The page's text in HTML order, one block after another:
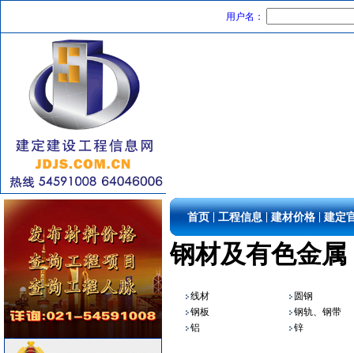
用户名：
高级地砖 [采购中]
防雷接地 [采购中]
低压电器 [采购中]
管材管件 [采购中]
电气控制开关 [采购中]
油漆涂料 [采购中]
园林设施 [采购中]
卫浴洁具 [采购中]
推土机 [采购中]
筒灯 [采购中]
消防稳压泵 [采购中]
阀门组件室外排水等 [采购中]
外墙装饰 [采购中]
给排水管件
[采购中]
水泵 [采购中]
防水防腐 [采购中]
首页 工程信息 建材价格 建定
钢材及有色金属
线材
圆钢
钢板
钢轨、钢带
铝
锌